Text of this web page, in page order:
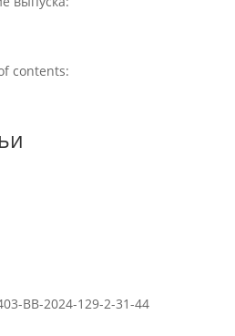
contents:
BB-2024-129-2-31-44